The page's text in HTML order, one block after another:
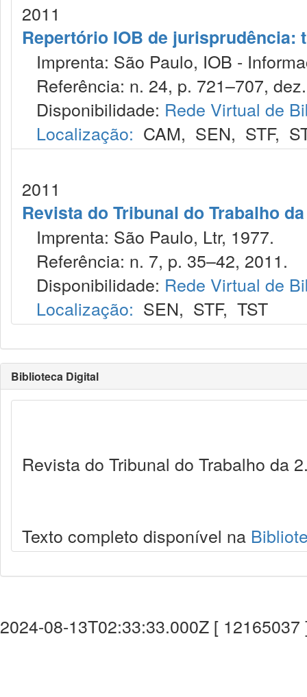
2011
Repertório IOB de
Imprenta: São Paulo, IOB -
Referência: n. 24, p. 721–707,
Disponibilidade: Rede Virtual de
Localização: CAM, SEN, STF,
2011
Revista do Tribunal do Trabalho
Imprenta: São Paulo, Ltr, 1977.
Referência: n. 7, p. 35–42, 2011.
Disponibilidade: Rede Virtual de
Localização: SEN, STF, TST
Biblioteca Digital
Revista do Tribunal do Trabalho da
Texto completo disponível na
2024-08-13T02:33:33.000Z [ 12165037